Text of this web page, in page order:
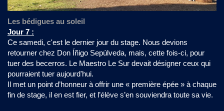
Les bédigues au soleil
Jour 7 :
Ce samedi, c'est le dernier jour du stage. Nous devions
retourner chez Don Íñigo Sepúlveda, mais, cette fois-ci, pour
tuer des becerros. Le Maestro Le Sur devait désigner ceux qui
pourraient tuer aujourd'hui.
Il met un point d’honneur à offrir une « première épée » à chaque
fin de stage, il en est fier, et l’élève s’en souviendra toute sa vie.